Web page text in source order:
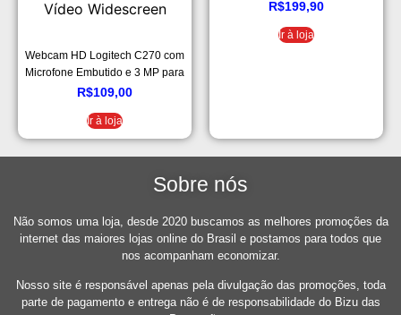
Webcam HD Logitech C270 com
Microfone Embutido e 3 MP para
Chamadas e Gravações em
R$109,00
Ir à loja
R$199,90
Ir à loja
Sobre nós
Não somos uma loja, desde 2020 buscamos as melhores promoções da
internet das maiores lojas online do Brasil e postamos para todos que
nos acompanham economizar.
Nosso site é responsável apenas pela divulgação das promoções, toda
parte de pagamento e entrega não é de responsabilidade do Bizu das